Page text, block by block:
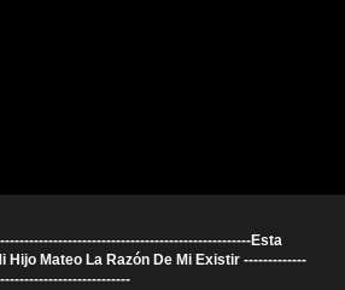
Esta
Hijo Mateo La Razón De Mi Existir -------------